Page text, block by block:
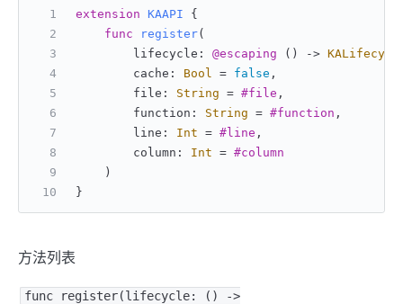
extension KAAPI {
func
register(
        lifecycle:
@escaping () ->
        cache:
Bool = false ,
        file:
String = #file ,
        function:
String = #function ,
        line:
Int = #line ,
        column:
Int = #column
    )
}
方法列表
func register(lifecycle: () ->